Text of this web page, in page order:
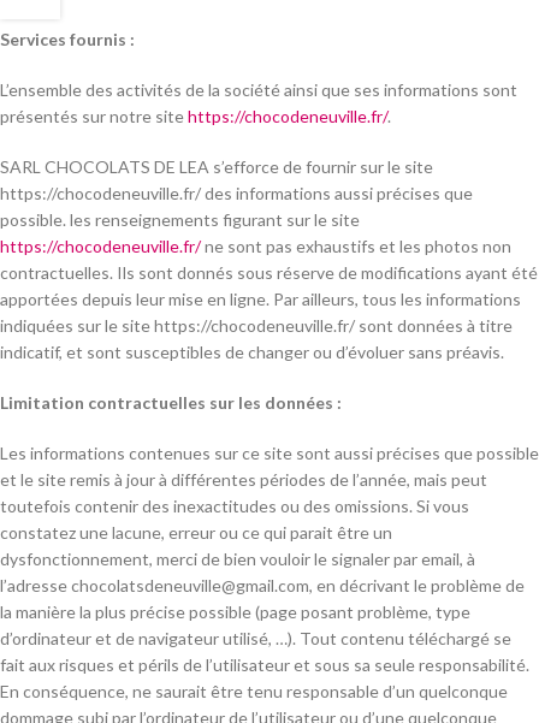
Services fournis :
L’ensemble des activités de la société ainsi que ses informations sont
présentés sur notre sitehttps://chocodeneuville.fr/.
SARL CHOCOLATS DE LEA s’efforce de fournir sur le site
https://chocodeneuville.fr/ des informations aussi précises que
possible. les renseignements figurant sur le site
https://chocodeneuville.fr/ne sont pas exhaustifs et les photos non
contractuelles. Ils sont donnés sous réserve de modifications ayant été
apportées depuis leur mise en ligne. Par ailleurs, tous les informations
indiquées sur le site https://chocodeneuville.fr/ sont données à titre
indicatif, et sont susceptibles de changer ou d’évoluer sans préavis.
Limitation contractuelles sur les données :
Les informations contenues sur ce site sont aussi précises que possible
et le site remis à jour à différentes périodes de l’année, mais peut
toutefois contenir des inexactitudes ou des omissions. Si vous
constatez une lacune, erreur ou ce qui parait être un
dysfonctionnement, merci de bien vouloir le signaler par email, à
l’adresse chocolatsdeneuville@gmail.com, en décrivant le problème de
la manière la plus précise possible (page posant problème, type
d’ordinateur et de navigateur utilisé, …). Tout contenu téléchargé se
fait aux risques et périls de l’utilisateur et sous sa seule responsabilité.
En conséquence, ne saurait être tenu responsable d’un quelconque
dommage subi par l’ordinateur de l’utilisateur ou d’une quelconque